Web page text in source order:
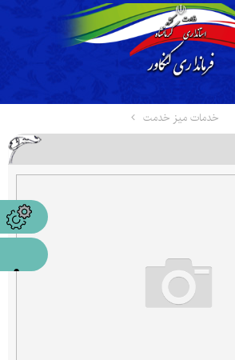
خدمات میز خدمت